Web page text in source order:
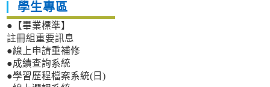
學生專區
●【畢業標準】
註冊組重要訊息
●線上申請重補修
●成績查詢系統
●學習歷程檔案系統(日)